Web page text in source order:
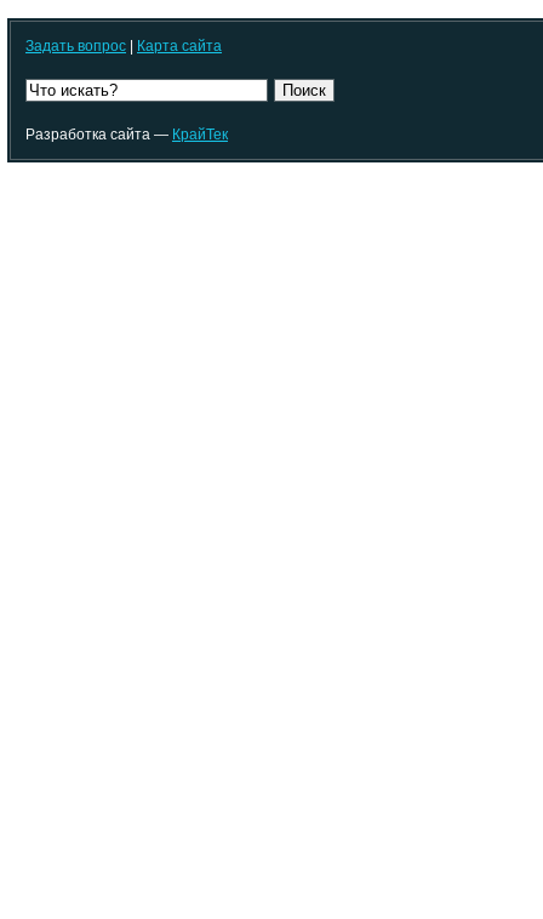
Задать вопрос | Карта сайта
Поиск
Разработка сайта — КрайТек